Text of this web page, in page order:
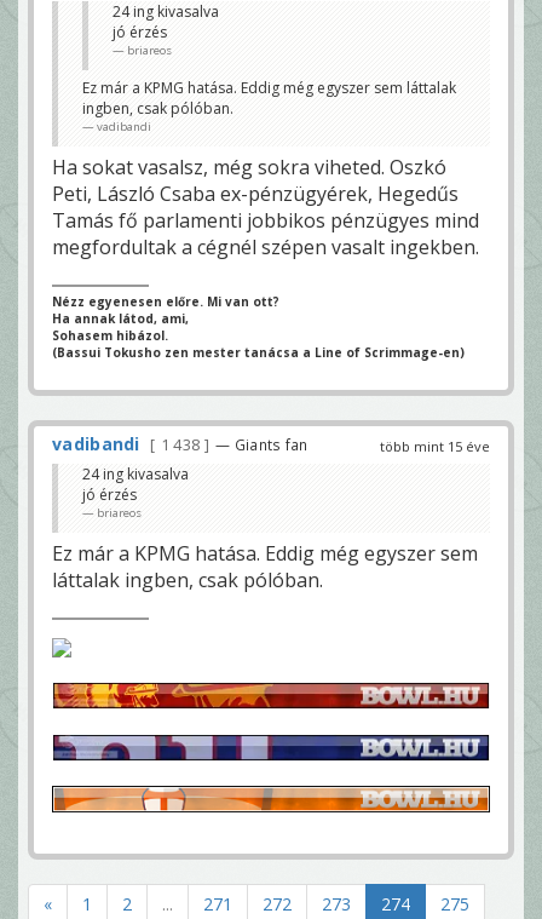
24 ing kivasalva
jó érzés
briareos
Ez már a KPMG hatása. Eddig még egyszer sem láttalak
ingben, csak pólóban.
vadibandi
Ha sokat vasalsz, még sokra viheted. Oszkó
Peti, László Csaba ex-pénzügyérek, Hegedűs
Tamás fő parlamenti jobbikos pénzügyes mind
megfordultak a cégnél szépen vasalt ingekben.
Nézz egyenesen előre. Mi van ott?
Ha annak látod, ami,
Sohasem hibázol.
(Bassui Tokusho zen mester tanácsa a Line of Scrimmage-en)
több mint 15 éve
vadibandi 1 438 — Giants fan
24 ing kivasalva
jó érzés
briareos
Ez már a KPMG hatása. Eddig még egyszer sem
láttalak ingben, csak pólóban.
« 1 2 ... 271 272 273 274 275